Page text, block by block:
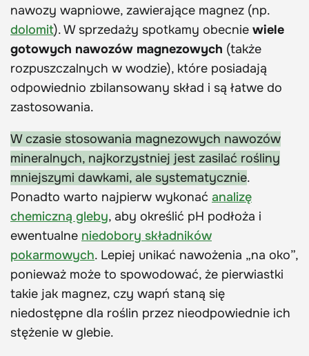
nawozy wapniowe, zawierające magnez (np.
dolomit). W sprzedaży spotkamy obecnie wiele
gotowych nawozów magnezowych (także
rozpuszczalnych w wodzie), które posiadają
odpowiednio zbilansowany skład i są łatwe do
zastosowania.
W czasie stosowania magnezowych nawozów
mineralnych, najkorzystniej jest zasilać rośliny
mniejszymi dawkami, ale systematycznie.
Ponadto warto najpierw wykonać analizę
chemiczną gleby, aby określić pH podłoża i
ewentualne niedobory składników
pokarmowych. Lepiej unikać nawożenia „na oko”,
ponieważ może to spowodować, że pierwiastki
takie jak magnez, czy wapń staną się
niedostępne dla roślin przez nieodpowiednie ich
stężenie w glebie.